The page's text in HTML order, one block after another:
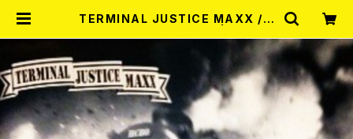
TERMINAL JUSTICE MAXX / L